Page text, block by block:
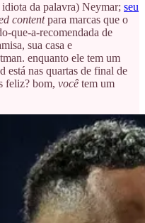
da palavra) Neymar; seu
contentpara marcas que o
que-a-recomendada de
sua casa e
enquanto ele tem um
nas quartas de final de
feliz? bom, você tem um